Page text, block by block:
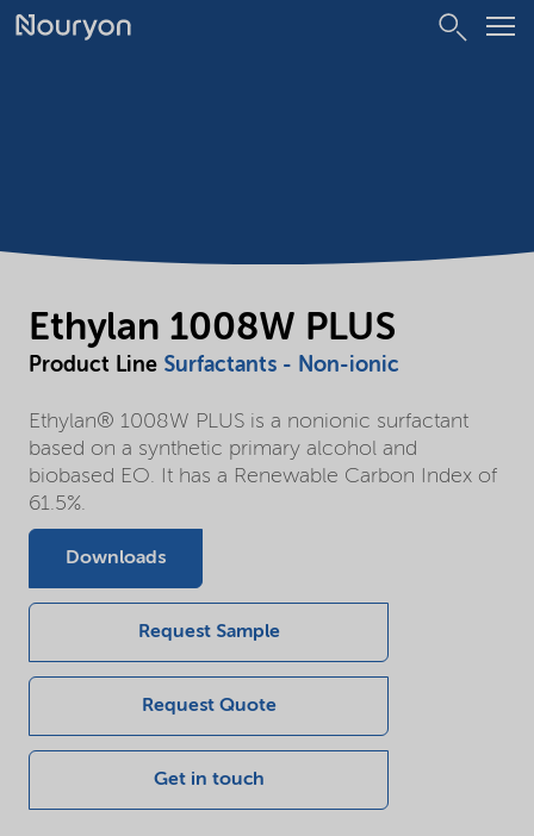
Ethylan 1008W PLUS
Product Line Surfactants - Non-ionic
Ethylan® 1008W PLUS is a nonionic surfactant
based on a synthetic primary alcohol and
biobased EO. It has a Renewable Carbon Index of
61.5%.
Downloads
Request Sample
Request Quote
Get in touch